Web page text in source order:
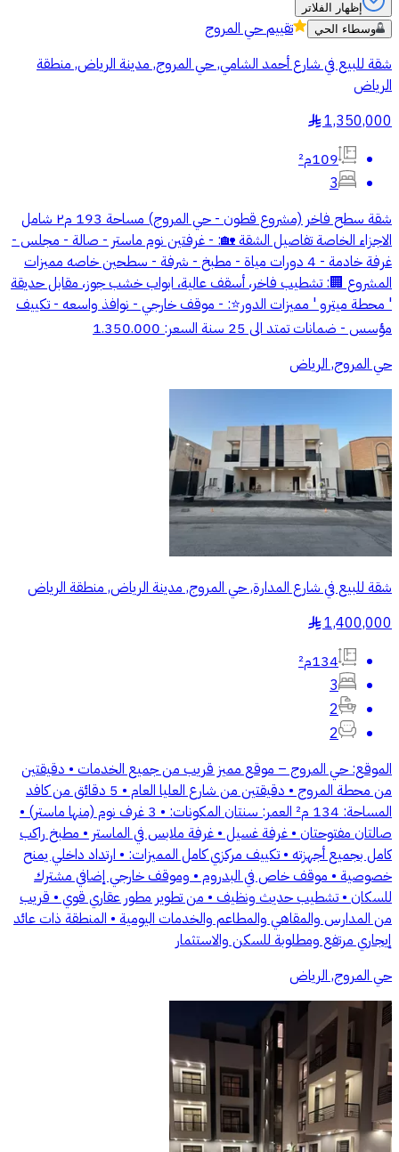
إظهار الفلاتر
وسطاء الحي
تقييمحي المروج
شقة للبيع في شارع أحمد الشامي, حي المروج, مدينة الرياض, منطقة
الرياض
1,350,000
§
109م²
3
شقة سطح فاخر (مشروع قطون - حي المروج) مساحة 193 م٢ شامل
الاجزاء الخاصة تفاصيل الشقة 🏡: - غرفتين نوم ماستر - ⁠صالة - ⁠مجلس -
⁠غرفة خادمة - 4 دورات مياة - مطبخ⁠ - ⁠شرفة - ⁠سطحين خاصه مميزات
المشروع 🏢: تشطيب فاخر، أسقف عالية، ابواب خشب جوز، مقابل حديقة
' محطة ميترو ' مميزات الدور⭐️: - موقف خارجي - نوافذ واسعه - ⁠تكييف
مؤسس - ⁠ضمانات تمتد الى 25 سنة السعر: 1.350.000
حي المروج, الرياض
شقة للبيع في شارع المدارة, حي المروج, مدينة الرياض, منطقة الرياض
1,400,000
§
134م²
3
2
2
الموقع: حي المروج – موقع مميز قريب من جميع الخدمات • دقيقتين
من محطة المروج • دقيقتين من شارع العليا العام • 5 دقائق من كافد
المساحة: 134 م² العمر: سنتان المكونات: • 3 غرف نوم (منها ماستر) •
صالتان مفتوحتان • غرفة غسيل • غرفة ملابس في الماستر • مطبخ راكب
كامل بجميع أجهزته • تكييف مركزي كامل المميزات: • ارتداد داخلي يمنح
خصوصية • موقف خاص في البدروم • وموقف خارجي إضافي مشترك
للسكان • تشطيب حديث ونظيف • من تطوير مطور عقاري قوي • قريب
من المدارس والمقاهي والمطاعم والخدمات اليومية • المنطقة ذات عائد
إيجاري مرتفع ومطلوبة للسكن والاستثمار
حي المروج, الرياض